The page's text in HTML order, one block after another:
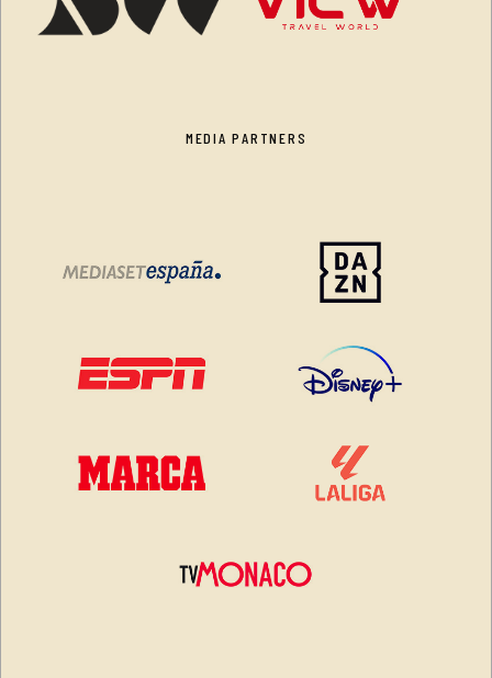
MEDIA PARTNERS